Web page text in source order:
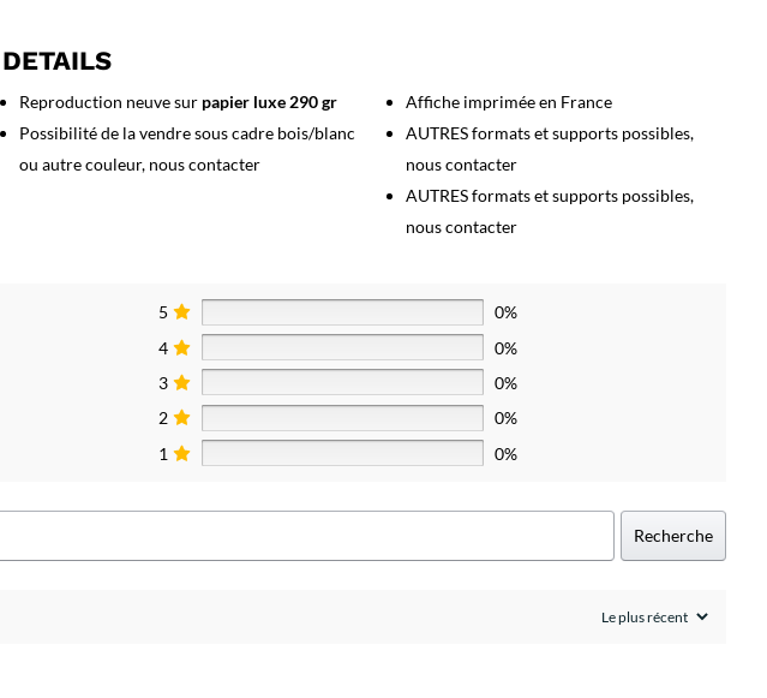
Monte
Carlo,
Ballet
DETAILS
Reproduction neuve sur papier luxe 290 gr
Possibilité de la vendre sous cadre bois/blanc
ou autre couleur, nous contacter
Affiche imprimée en France
AUTRES formats et supports possibles,
nous contacter
AUTRES formats et supports possibles,
nous contacter
5
0%
4
0%
3
0%
2
0%
1
0%
Recherche